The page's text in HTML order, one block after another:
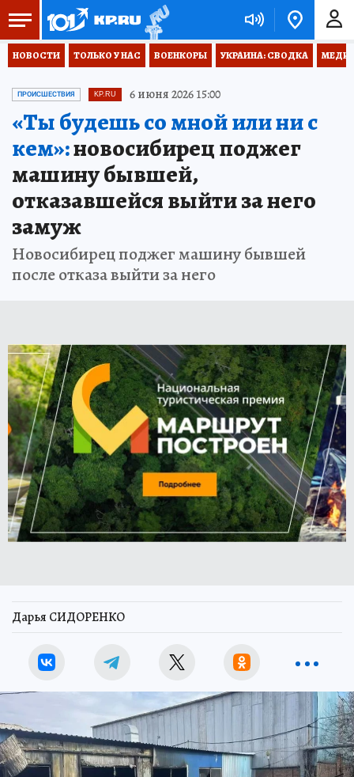
НОВОСТИ ТОЛЬКО У НАС ВОЕНКОРЫ УКРАИНА: СВОДКА
ПРОИСШЕСТВИЯ KP.RU 6 июня 2026 15:00
«Ты будешь со мной или ни с
кем»:новосибирец поджег
машину бывшей,
отказавшейся выйти за него
замуж
Новосибирец поджег машину бывшей
после отказа выйти за него
Дарья СИДОРЕНКО